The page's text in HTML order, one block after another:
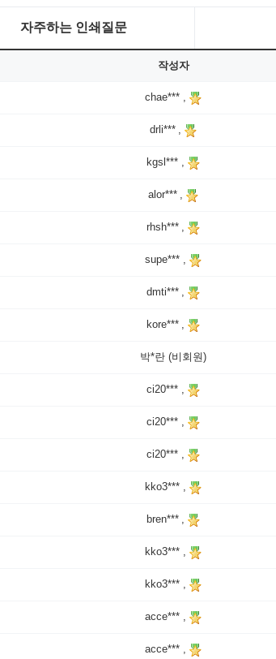
자주하는 인쇄질문
작성자
chae*** ,
drli*** ,
kgsl*** ,
alor*** ,
rhsh*** ,
supe*** ,
dmti*** ,
kore*** ,
박*란 (비회원)
ci20*** ,
ci20*** ,
ci20*** ,
kko3*** ,
bren*** ,
kko3*** ,
kko3*** ,
acce*** ,
acce*** ,